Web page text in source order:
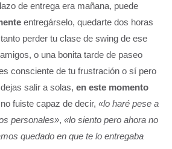
de entrega era mañana, puede
entregárselo, quedarte dos horas
perder tu clase de swing de ese
o una bonita tarde de paseo
consciente de tu frustración o sí pero
salir a solas, en este momento
fuiste capaz de decir, «lo haré pese a
personales», «lo siento pero ahora no
quedado en que te lo entregaba